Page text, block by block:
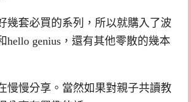
幾套必買的系列，所以就購入了波
hello genius，還有其他零散的幾本
慢慢分享。當然如果對親子共讀教